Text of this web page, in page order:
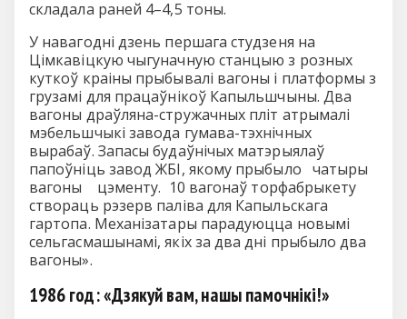
складала раней 4–4,5 тоны.
У навагодні дзень першага студзеня на
Цімкавіцкую чыгуначную станцыю з розных
куткоў краіны прыбывалі вагоны і платформы з
грузамі для працаўнікоў Капыльшчыны. Два
вагоны драўляна-стружачных пліт атрымалі
мэбельшчыкі завода гумава-тэхнічных
вырабаў. Запасы будаўнічых матэрыялаў
папоўніць завод ЖБІ, якому прыбыло чатыры
вагоны цэменту. 10 вагонаў торфабрыкету
створаць рэзерв паліва для Капыльскага
гартопа. Механізатары парадуюцца новымі
сельгасмашынамі, якіх за два дні прыбыло два
вагоны».
1986 год: «Дзякуй вам, нашы памочнікі!»